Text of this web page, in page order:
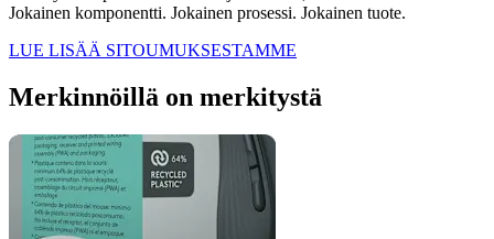
Jokainen komponentti. Jokainen prosessi. Jokainen tuote.
LUE LISÄÄ SITOUMUKSESTAMME
Merkinnöillä on merkitystä